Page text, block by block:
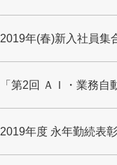
2019年(春)新入社員集
「第2回 ＡＩ・業務
2019年度 永年勤続表